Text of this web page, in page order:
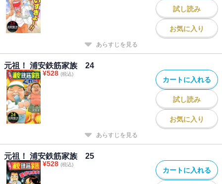
試し読み
お気に入り
あらすじを見る
元祖！ 浦安鉄筋家族 24
¥528 (税込)
カートに入れる
試し読み
お気に入り
あらすじを見る
元祖！ 浦安鉄筋家族 25
¥528 (税込)
カートに入れる